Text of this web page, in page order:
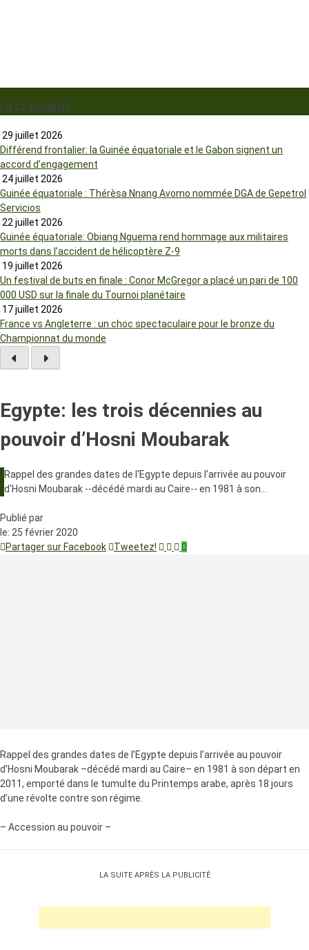
EN CE MOMENT
29 juillet 2026
Différend frontalier: la Guinée équatoriale et le Gabon signent un
accord d’engagement
24 juillet 2026
Guinée équatoriale : Thérèsa Nnang Avomo nommée DGA de Gepetrol
Servicios
22 juillet 2026
Guinée équatoriale: Obiang Nguema rend hommage aux militaires
morts dans l’accident de hélicoptère Z-9
19 juillet 2026
Un festival de buts en finale : Conor McGregor a placé un pari de 100
000 USD sur la finale du Tournoi planétaire
17 juillet 2026
France vs Angleterre : un choc spectaculaire pour le bronze du
Championnat du monde
Egypte: les trois décennies au
pouvoir d’Hosni Moubarak
Rappel des grandes dates de l'Egypte depuis l'arrivée au pouvoir
d'Hosni Moubarak --décédé mardi au Caire-- en 1981 à son…
Publié par
le: 25 février 2020
Partager sur Facebook
Tweetez!
Rappel des grandes dates de l’Egypte depuis l’arrivée au pouvoir
d’Hosni Moubarak –décédé mardi au Caire– en 1981 à son départ en
2011, emporté dans le tumulte du Printemps arabe, après 18 jours
d’une révolte contre son régime.
– Accession au pouvoir –
LA SUITE APRÈS LA PUBLICITÉ